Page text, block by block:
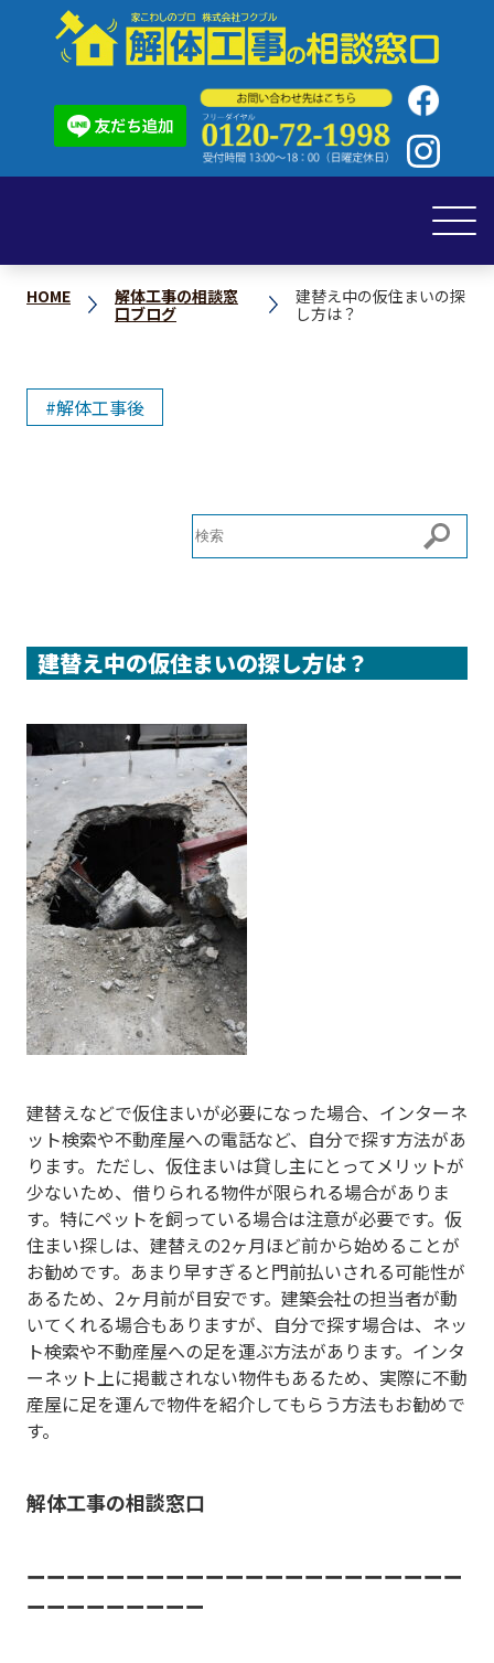
HOME
解体工事の相談窓
口ブログ
建替え中の仮住まいの探
し方は？
解体工事後
建替え中の仮住まいの探し方は？
建替えなどで仮住まいが必要になった場合、インターネ
ット検索や不動産屋への電話など、自分で探す方法があ
ります。ただし、仮住まいは貸し主にとってメリットが
少ないため、借りられる物件が限られる場合がありま
す。特にペットを飼っている場合は注意が必要です。仮
住まい探しは、建替えの2ヶ月ほど前から始めることが
お勧めです。あまり早すぎると門前払いされる可能性が
あるため、2ヶ月前が目安です。建築会社の担当者が動
いてくれる場合もありますが、自分で探す場合は、ネッ
ト検索や不動産屋への足を運ぶ方法があります。インタ
ーネット上に掲載されない物件もあるため、実際に不動
産屋に足を運んで物件を紹介してもらう方法もお勧めで
す。
解体工事の相談窓口
ーーーーーーーーーーーーーーーーーーーーーー
ーーーーーーーーー